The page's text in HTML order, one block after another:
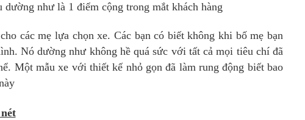
như là 1 điểm cộng trong mắt khách hàng
các mẹ lựa chọn xe. Các bạn có biết không khi bố mẹ bạn
Nó dường như không hề quá sức với tất cả mọi tiêu chí đã
Một mẫu xe với thiết kế nhỏ gọn đã làm rung động biết bao